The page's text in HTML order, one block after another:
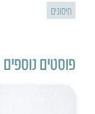
חיסונים
פוסטים